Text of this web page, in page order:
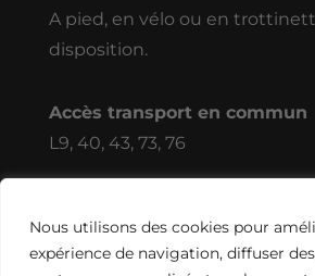
Nous utilisons des cookies pour
expérience de navigation, diffuser
A pied, en vélo ou en
disposition.
Accès transport en commun
L9, 40, 43, 73, 76
Réalisé par l’agenceDigiibuz
2026. Tous droits